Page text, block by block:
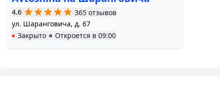
Наши особенности Мы верим, что каждая
компания должна иметь свои особенности, чтобы
не сливаться в серую бесполезную массу. Поэтому
мы выделяем некоторые особенности, которые
4.6
365 отзывов
ул. Шаранговича, д. 67
Закрыто
Откроется в 09:00